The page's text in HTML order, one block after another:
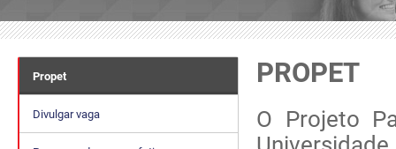
Propet
Divulgar vaga
PROPET
O Projeto